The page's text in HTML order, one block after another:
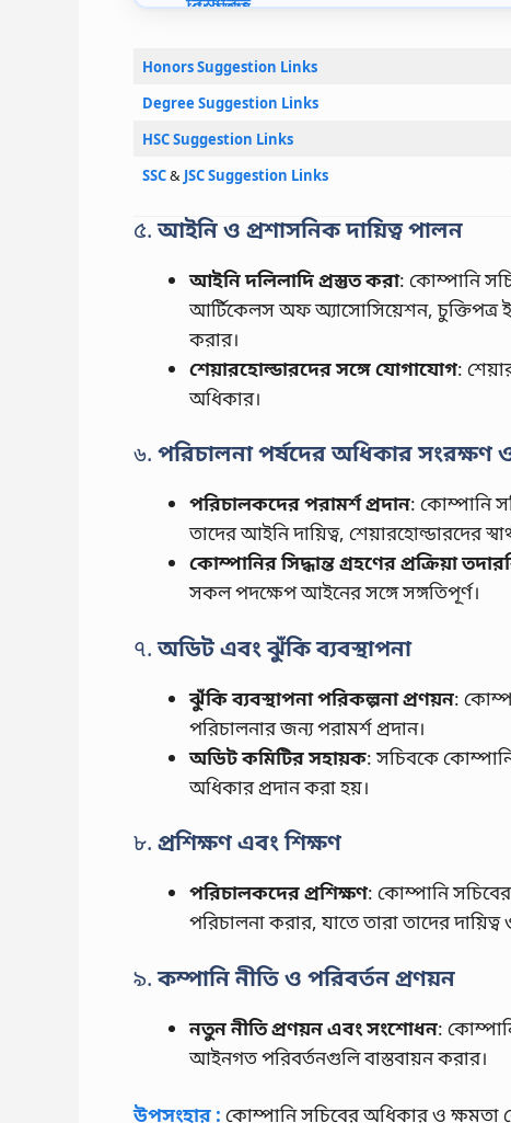
Honors Suggestion Links
Degree Suggestion Links
HSC Suggestion Links
SSC‍& JSC Suggestion Links
৫.আইনি ও প্রশাসনিক দায়িত্ব পালন
আইনি দলিলাদি প্রস্তুত করা: কোম্পানি
আর্টিকেলস অফ অ্যাসোসিয়েশন, চুক্তিপত্র
করার।
শেয়ারহোল্ডারদের সঙ্গে যোগাযোগ:
অধিকার।
৬. পরিচালনা পর্ষদের অধিকার সংরক্ষণ
পরিচালকদের পরামর্শ প্রদান: কোম্পানি
তাদের আইনি দায়িত্ব, শেয়ারহোল্ডারদের
কোম্পানির সিদ্ধান্ত গ্রহণের প্রক্রিয়া
সকল পদক্ষেপ আইনের সঙ্গে সঙ্গতিপূর্ণ।
৭.অডিট এবং ঝুঁকি ব্যবস্থাপনা
ঝুঁকি ব্যবস্থাপনা পরিকল্পনা প্রণয়ন:
পরিচালনার জন্য পরামর্শ প্রদান।
অডিট কমিটির সহায়ক: সচিবকে
অধিকার প্রদান করা হয়।
৮. প্রশিক্ষণ এবং শিক্ষণ
পরিচালকদের প্রশিক্ষণ: কোম্পানি
পরিচালনা করার, যাতে তারা তাদের
৯.কম্পানি নীতি ও পরিবর্তন প্রণয়ন
নতুন নীতি প্রণয়ন এবং সংশোধন:
আইনগত পরিবর্তনগুলি বাস্তবায়ন করার।
উপসংহার : কোম্পানি সচিবের অধিকার ও ক্ষমতা